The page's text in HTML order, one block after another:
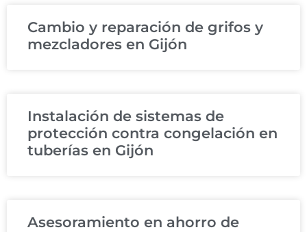
Cambio y reparación de grifos y
mezcladores en Gijón
Instalación de sistemas de
protección contra congelación en
tuberías en Gijón
Asesoramiento en ahorro de